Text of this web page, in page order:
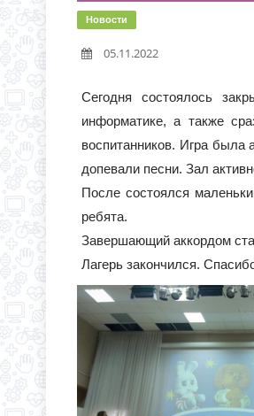
Новости
05.11.2022
Сегодня состоялось
информатике, а также
воспитанников. Игра была
допевали песни. Зал
После состоялся
ребята.
Завершающий аккордом
Лагерь закончился.